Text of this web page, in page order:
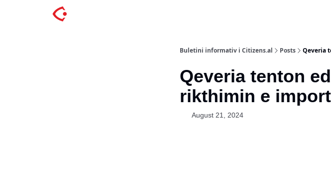
Buletini informativ i Citizens.al Posts Qeveria
Qeveria tenton
rikthimin e
August 21, 2024